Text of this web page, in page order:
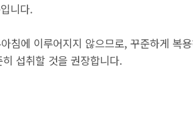
니다.
침에 이루어지지 않으므로, 꾸준하게 복
섭취할 것을 권장합니다.